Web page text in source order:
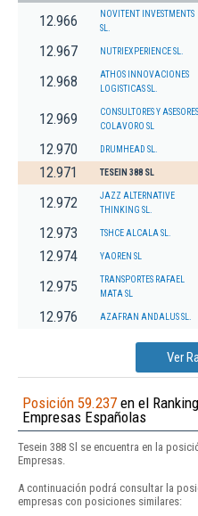
12.966
NOVITENT INVESTMENTS
SL.
12.967 NUTRIEXPERIENCE SL.
12.968
ATHOS INNOVACIONES
LOGISTICAS SL.
12.969
CONSULTORES Y ASESORES
COLAVORO SL
12.970 DRUMHEAD SL.
12.971 TESEIN 388 SL
12.972
JAZZ ALTERNATIVE
THINKING SL.
12.973 TSHCE ALCALA SL.
12.974 YAOREN SL
12.975
TRANSPORTES RAFAEL
MATA SL
12.976 AZAFRAN ANDALUS SL.
Ver
Posición 59.237 en el
Empresas Españolas
Tesein 388 Sl se encuentra en la
Empresas.
A continuación podrá consultar la
empresas con posiciones similares: